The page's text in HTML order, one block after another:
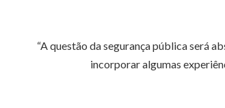
“A questão da segurança pública será
incorporar algumas